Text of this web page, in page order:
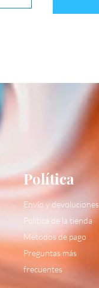
Política
Envío y devoluciones
Política de la tienda
Métodos de pago
Preguntas más
frecuentes